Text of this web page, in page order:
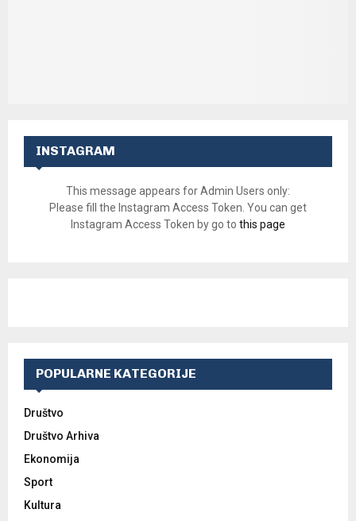
INSTAGRAM
This message appears for Admin Users only:
Please fill the Instagram Access Token. You can get
Instagram Access Token by go to this page
POPULARNE KATEGORIJE
Društvo
Društvo Arhiva
Ekonomija
Sport
Kultura